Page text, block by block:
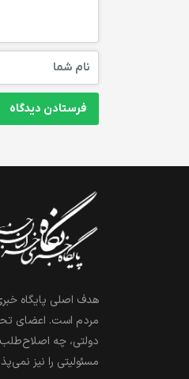
هدف اصلی پایگاه
مردم است. اعضای
دولتی، چه
مسئولیتی را نیز